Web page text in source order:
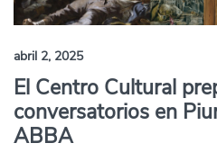
abril 2, 2025
El Centro Cultural
conversatorios en
ABBA